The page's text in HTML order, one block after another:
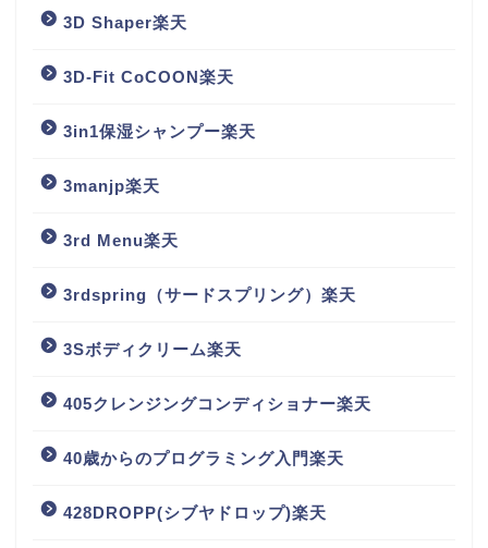
3D Shaper楽天
3D-Fit CoCOON楽天
3in1保湿シャンプー楽天
3manjp楽天
3rd Menu楽天
3rdspring（サードスプリング）楽天
3Sボディクリーム楽天
405クレンジングコンディショナー楽天
40歳からのプログラミング入門楽天
428DROPP(シブヤドロップ)楽天